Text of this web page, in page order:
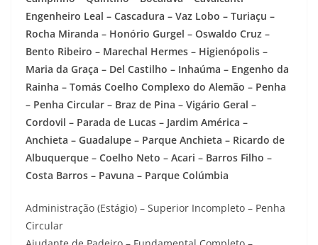
Engenheiro Leal – Cascadura – Vaz Lobo – Turiaçu –
Rocha Miranda – Honório Gurgel – Oswaldo Cruz –
Bento Ribeiro – Marechal Hermes – Higienópolis –
Maria da Graça – Del Castilho – Inhaúma – Engenho da
Rainha – Tomás Coelho Complexo do Alemão – Penha
– Penha Circular – Braz de Pina – Vigário Geral –
Cordovil – Parada de Lucas – Jardim América –
Anchieta – Guadalupe – Parque Anchieta – Ricardo de
Albuquerque – Coelho Neto – Acari – Barros Filho –
Costa Barros – Pavuna – Parque Colúmbia
Administração (Estágio) – Superior Incompleto – Penha
Circular